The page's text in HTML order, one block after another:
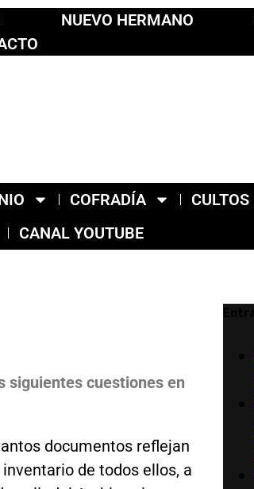
NUEVO HERMANO
COFRADÍA CULTOS
CANAL YOUTUBE
siguientes cuestiones en
documentos reflejan
de todos ellos, a